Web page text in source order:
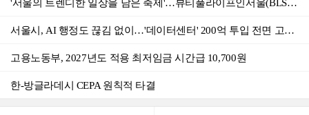
'서울의 트렌디한 일상을 담은 축제'…뷰티풀라이프인서울(BLS) 6일 예약 시작
서울시, AI 행정도 끊김 없이…'데이터센터' 200억 투입 전면 고도화
고용노동부, 2027년도 적용 최저임금 시간급 10,700원
한-방글라데시 CEPA 원칙적 타결